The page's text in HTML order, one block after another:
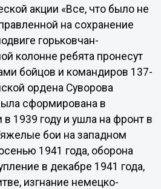
акции «Все, что было не
на сохранение
горьковчан-
колонне ребята пронесут
бойцов и командиров 137-
ордена Суворова
сформирована в
в 1939 году и ушла на фронт в
бои на западном
1941 года, оборона
в декабре 1941 года,
изгнание немецко-